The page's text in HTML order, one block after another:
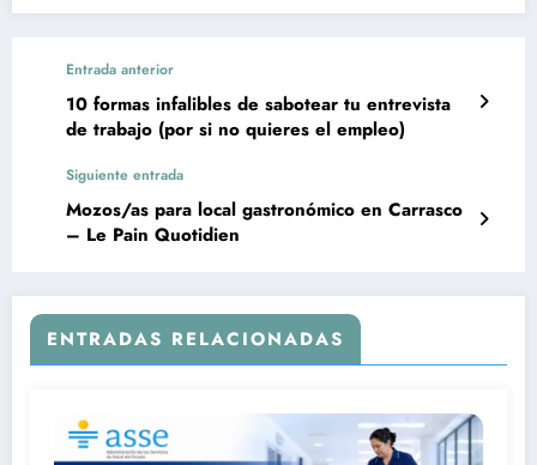
Entrada anterior
10 formas infalibles de sabotear tu entrevista
de trabajo (por si no quieres el empleo)
Siguiente entrada
Mozos/as para local gastronómico en Carrasco
– Le Pain Quotidien
ENTRADAS RELACIONADAS